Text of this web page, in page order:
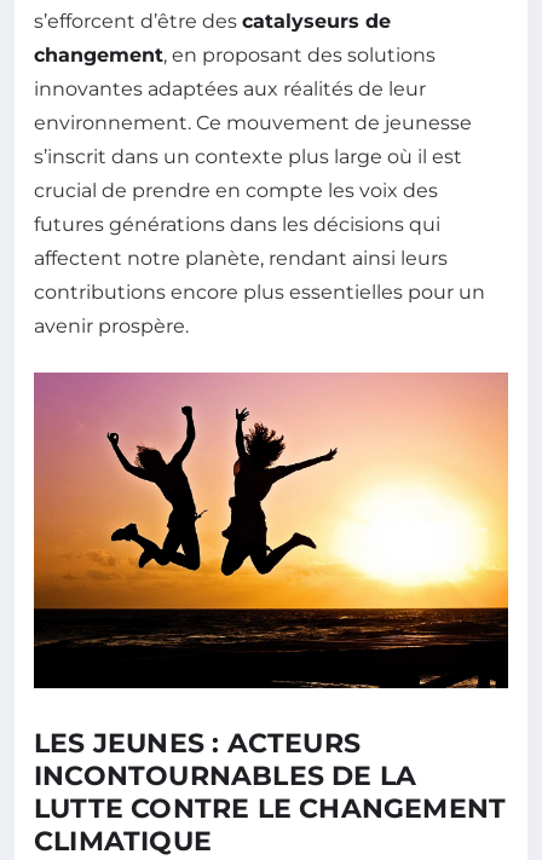
s’efforcent d’être des catalyseurs de
changement, en proposant des solutions
innovantes adaptées aux réalités de leur
environnement. Ce mouvement de jeunesse
s’inscrit dans un contexte plus large où il est
crucial de prendre en compte les voix des
futures générations dans les décisions qui
affectent notre planète, rendant ainsi leurs
contributions encore plus essentielles pour un
avenir prospère.
LES JEUNES : ACTEURS
INCONTOURNABLES DE LA
LUTTE CONTRE LE CHANGEMENT
CLIMATIQUE